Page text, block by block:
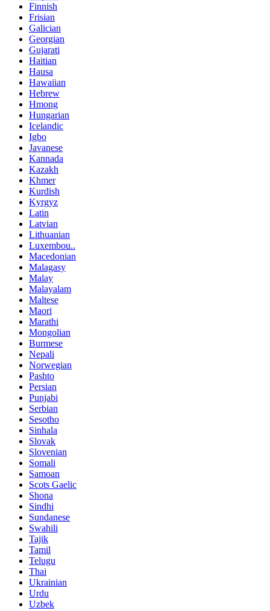
Finnish
Frisian
Galician
Georgian
Gujarati
Haitian
Hausa
Hawaiian
Hebrew
Hmong
Hungarian
Icelandic
Igbo
Javanese
Kannada
Kazakh
Khmer
Kurdish
Kyrgyz
Latin
Latvian
Lithuanian
Luxembou..
Macedonian
Malagasy
Malay
Malayalam
Maltese
Maori
Marathi
Mongolian
Burmese
Nepali
Norwegian
Pashto
Persian
Punjabi
Serbian
Sesotho
Sinhala
Slovak
Slovenian
Somali
Samoan
Scots Gaelic
Shona
Sindhi
Sundanese
Swahili
Tajik
Tamil
Telugu
Thai
Ukrainian
Urdu
Uzbek